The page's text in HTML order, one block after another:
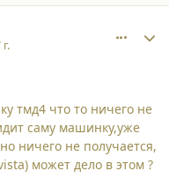
тмд4 что то ничего не
саму машинку,уже
ничего не получается,
может дело в этом ?